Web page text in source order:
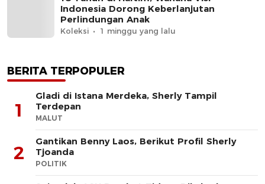
Indonesia Dorong Keberlanjutan
Perlindungan Anak
Koleksi 1 minggu yang lalu
BERITA TERPOPULER
1
Gladi di Istana Merdeka, Sherly Tampil
Terdepan
MALUT
2
Gantikan Benny Laos, Berikut Profil Sherly
Tjoanda
POLITIK